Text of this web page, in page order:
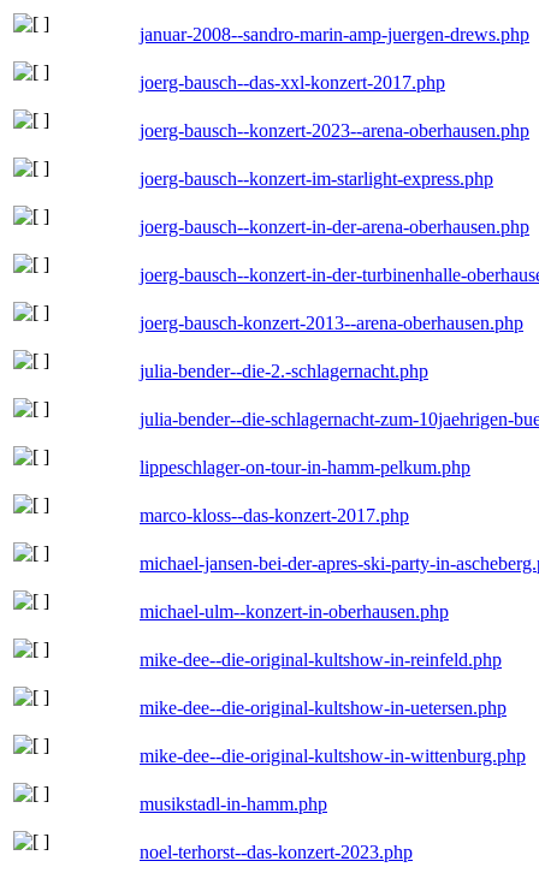
januar-2008--sandro-marin-amp-juergen-drews.php
joerg-bausch--das-xxl-konzert-2017.php
joerg-bausch--konzert-2023--arena-oberhausen.php
joerg-bausch--konzert-im-starlight-express.php
joerg-bausch--konzert-in-der-arena-oberhausen.php
joerg-bausch--konzert-in-der-turbinenhalle-
joerg-bausch-konzert-2013--arena-oberhausen.php
julia-bender--die-2.-schlagernacht.php
julia-bender--die-schlagernacht-zum-10jaehrigen-
lippeschlager-on-tour-in-hamm-pelkum.php
marco-kloss--das-konzert-2017.php
michael-jansen-bei-der-apres-ski-party-in-
michael-ulm--konzert-in-oberhausen.php
mike-dee--die-original-kultshow-in-reinfeld.php
mike-dee--die-original-kultshow-in-uetersen.php
mike-dee--die-original-kultshow-in-wittenburg.php
musikstadl-in-hamm.php
noel-terhorst--das-konzert-2023.php